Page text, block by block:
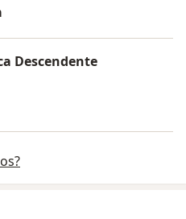
Descendente